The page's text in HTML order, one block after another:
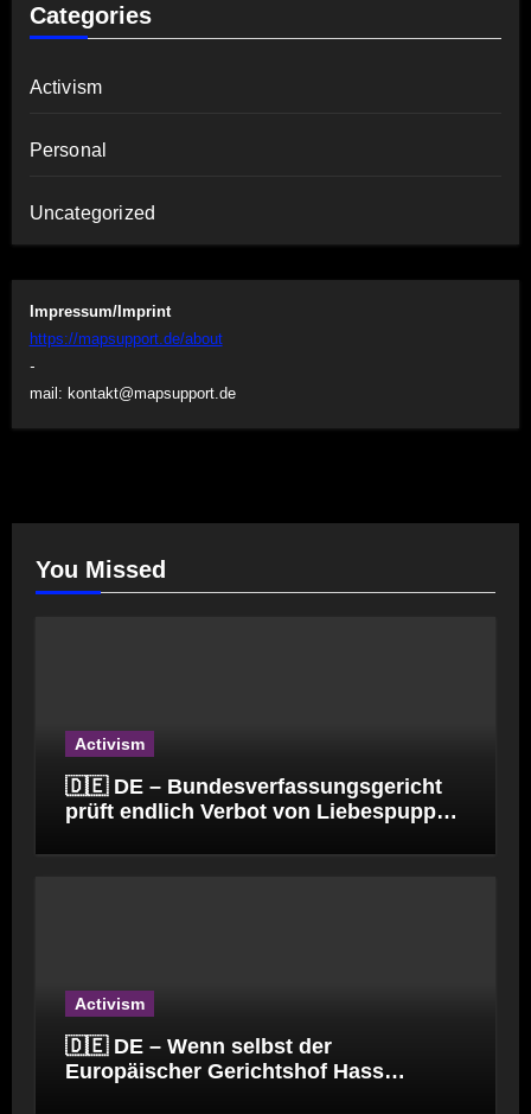
Categories
Activism
Personal
Uncategorized
Impressum/Imprint
https://mapsupport.de/about
-
mail: kontakt@mapsupport.de
You Missed
Activism
🇩🇪 DE – Bundesverfassungsgericht
prüft endlich Verbot von Liebespuppen
Activism
🇩🇪 DE – Wenn selbst der
Europäischer Gerichtshof Hass